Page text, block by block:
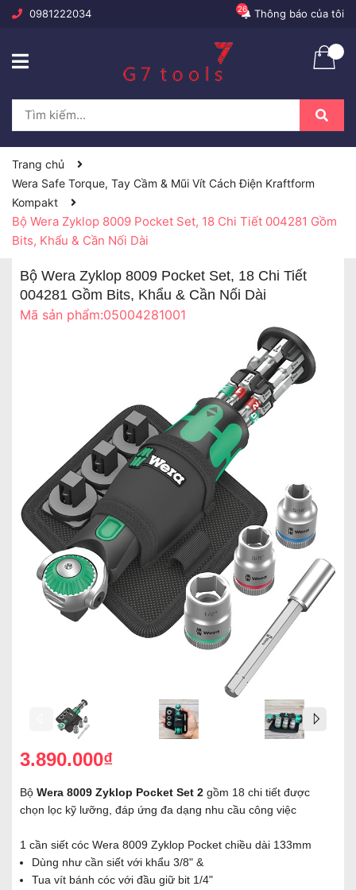
0981222034 Thông báo của tôi
26
Trang chủ
Wera Safe Torque, Tay Cầm & Mũi Vít Cách Điện Kraftform
Kompakt
Bộ Wera Zyklop 8009 Pocket Set, 18 Chi Tiết 004281 Gồm
Bits, Khẩu & Cần Nối Dài
Bộ Wera Zyklop 8009 Pocket Set, 18 Chi Tiết
004281 Gồm Bits, Khẩu & Cần Nối Dài
Mã sản phẩm:05004281001
3.890.000₫
Bộ Wera 8009 Zyklop Pocket Set 2 gồm 18 chi tiết được
chọn lọc kỹ lưỡng, đáp ứng đa dạng nhu cầu công việc
1 cần siết cóc Wera 8009 Zyklop Pocket chiều dài 133mm
Dùng như cần siết với khẩu 3/8" &
Tua vít bánh cóc với đầu giữ bit 1/4"